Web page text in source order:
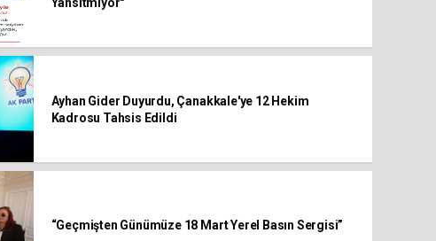
Ayhan Gider Duyurdu, Çanakkale'ye 12 Hekim
Kadrosu Tahsis Edildi
“Geçmişten Günümüze 18 Mart Yerel Basın Sergisi”